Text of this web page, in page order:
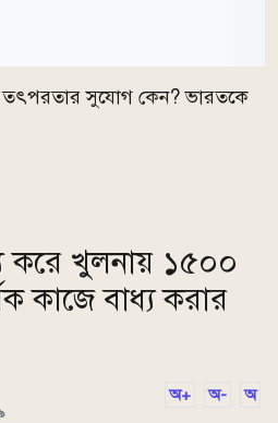
তৎপরতার সুযোগ কেন? ভারতকে
করে খুলনায় ১৫০০
কাজে বাধ্য করার
অ+ অ- অ